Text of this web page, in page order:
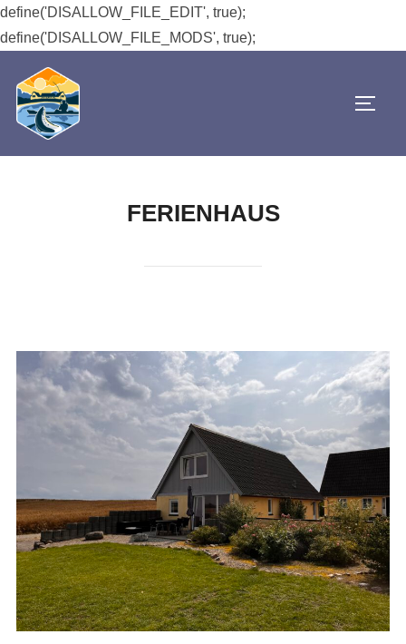
define('DISALLOW_FILE_EDIT', true);
define('DISALLOW_FILE_MODS', true);
Inhalt
springen
FERIENHAUS